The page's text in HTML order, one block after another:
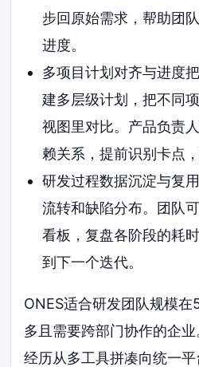
步回原始需求，帮助团
进度。
多项目计划对齐与进度
建多层级计划，把不同
视图里对比。产品负责
赖关系，提前识别卡点
研发过程数据沉淀与复
流转和缺陷分布。团队
看板，复盘各阶段的耗
到下一个迭代。
ONES适合研发团队规模
多且需要跨部门协作的企
经历从多工具拼凑向统一平